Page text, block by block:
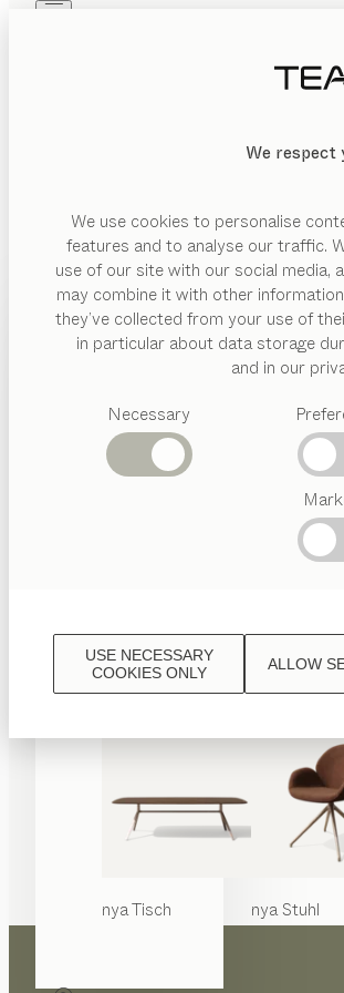
We respect
We use cookies to personalise
features and to analyse our traffic.
use of our site with our social media,
may combine it with other
they’ve collected from your use of
in particular about data storage
and in our
Necessary
USE NECESSARY
COOKIES ONLY
ALLOW
Esstische
Küchen
Regale
Betten
Interior
Design
TEAM
7 Welt
nyaTisch nyaStuhl
PRODUKTE
ÜBER UNS
HÄNDLER